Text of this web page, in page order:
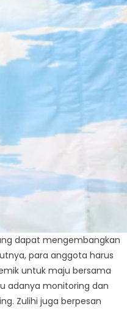
dapat mengembangkan
para anggota harus
untuk maju bersama
adanya monitoring dan
Zulihi juga berpesan